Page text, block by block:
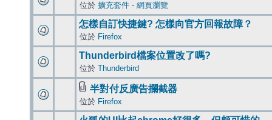
位於 擴充套件 - 網頁瀏覽
怎樣自訂快捷鍵? 怎樣向官方回報故障？
位於 Firefox
Thunderbird檔案位置改了嗎?
位於 Thunderbird
半對付反廣告攔截器
位於 Firefox